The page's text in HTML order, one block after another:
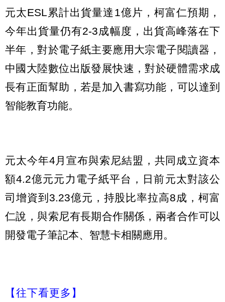
元太ESL累計出貨量達1億片，柯富仁預期，
今年出貨量仍有2-3成幅度，出貨高峰落在下
半年，對於電子紙主要應用大宗電子閱讀器，
中國大陸數位出版發展快速，對於硬體需求成
長有正面幫助，若是加入書寫功能，可以達到
智能教育功能。
元太今年4月宣布與索尼結盟，共同成立資本
額4.2億元元力電子紙平台，日前元太對該公
司增資到3.23億元，持股比率拉高8成，柯富
仁說，與索尼有長期合作關係，兩者合作可以
開發電子筆記本、智慧卡相關應用。
【往下看更多】